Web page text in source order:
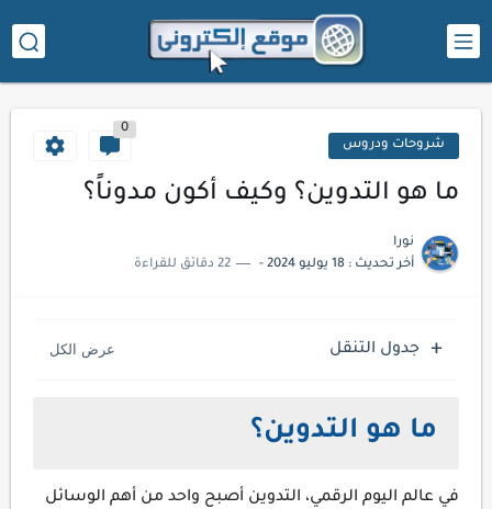
شروحات ودروس
0
ما هو التدوين؟ وكيف أكون مدوناً؟
نورا
أخر تحديث : 18 يوليو 2024 - 22 دقائق للقراءة
جدول التنقل
ما هو التدوين؟
في عالم اليوم الرقمي، التدوين أصبح واحد من أهم الوسائل